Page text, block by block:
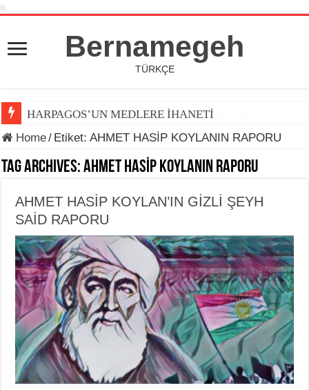
Bernamegeh
TÜRKÇE
HARPAGOS’UN MEDLERE İHANETİ
Home/ Etiket:AHMET HASİP KOYLANIN RAPORU
Tag Archives:AHMET HASİP KOYLANIN RAPORU
AHMET HASİP KOYLAN’IN GİZLİ ŞEYH
SAİD RAPORU